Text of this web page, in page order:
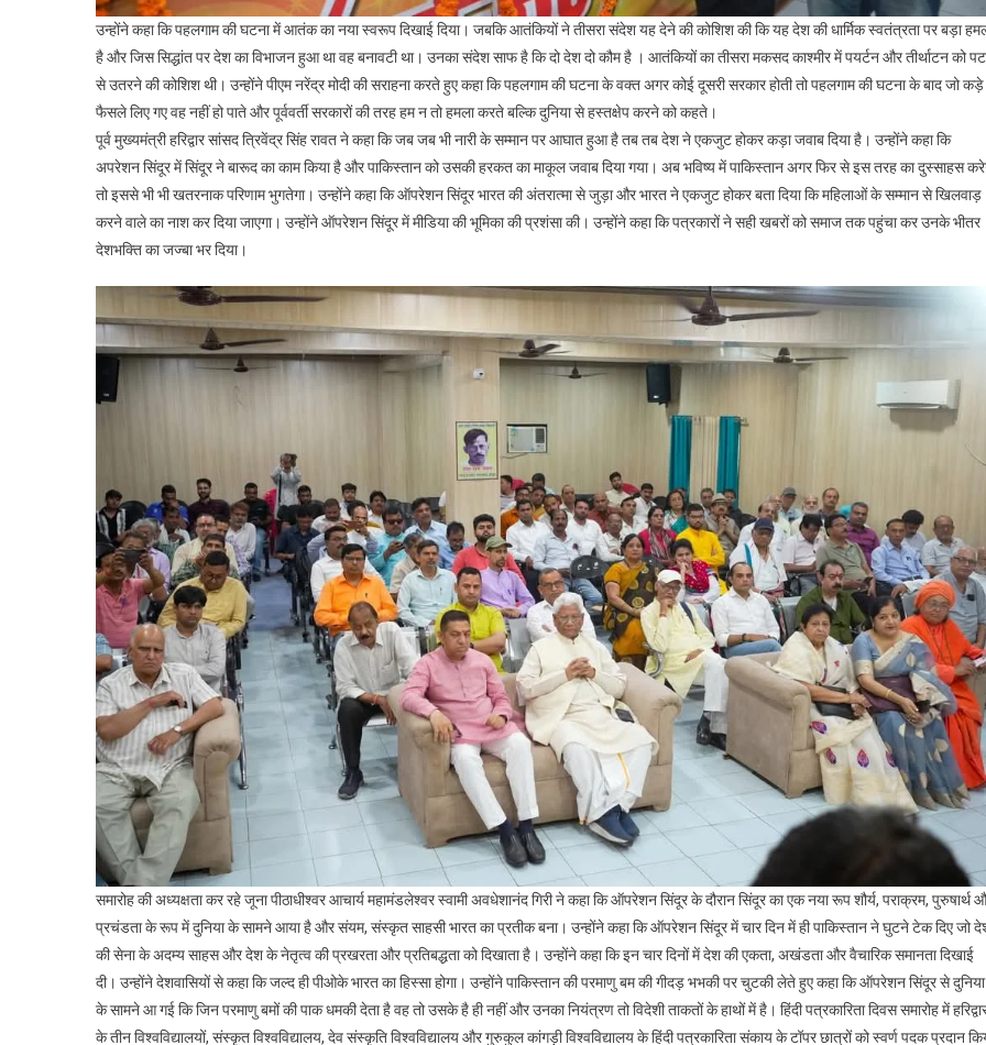
उन्होंने कहा कि पहलगाम की घटना में आतंक का नया स्वरूप दिखाई दिया। जबकि आतंकियों ने तीसरा संदेश यह देने की कोशिश की कि यह देश की धार्मिक स्वतंत्रता पर बड़ा
है और जिस सिद्धांत पर देश का विभाजन हुआ था वह बनावटी था। उनका संदेश साफ है कि दो देश दो कौम है । आतंकियों का तीसरा मकसद काश्मीर में पयर्टन और तीर्थाटन को
से उतरने की कोशिश थी। उन्होंने पीएम नरेंद्र मोदी की सराहना करते हुए कहा कि पहलगाम की घटना के वक्त अगर कोई दूसरी सरकार होती तो पहलगाम की घटना के बाद जो कड़े
फैसले लिए गए वह नहीं हो पाते और पूर्ववर्ती सरकारों की तरह हम न तो हमला करते बल्कि दुनिया से हस्तक्षेप करने को कहते।
पूर्व मुख्यमंत्री हरिद्वार सांसद त्रिवेंद्र सिंह रावत ने कहा कि जब जब भी नारी के सम्मान पर आघात हुआ है तब तब देश ने एकजुट होकर कड़ा जवाब दिया है। उन्होंने कहा कि
अपरेशन सिंदूर में सिंदूर ने बारूद का काम किया है और पाकिस्तान को उसकी हरकत का माकूल जवाब दिया गया। अब भविष्य में पाकिस्तान अगर फिर से इस तरह का दुस्साहस
तो इससे भी भी खतरनाक परिणाम भुगतेगा। उन्होंने कहा कि ऑपरेशन सिंदूर भारत की अंतरात्मा से जुड़ा और भारत ने एकजुट होकर बता दिया कि महिलाओं के सम्मान से खिलवाड़
करने वाले का नाश कर दिया जाएगा। उन्होंने ऑपरेशन सिंदूर में मीडिया की भूमिका की प्रशंसा की। उन्होंने कहा कि पत्रकारों ने सही खबरों को समाज तक पहुंचा कर उनके भीतर
देशभक्ति का जज्बा भर दिया।
समारोह की अध्यक्षता कर रहे जूना पीठाधीश्वर आचार्य महामंडलेश्वर स्वामी अवधेशानंद गिरी ने कहा कि ऑपरेशन सिंदूर के दौरान सिंदूर का एक नया रूप शौर्य, पराक्रम, पुरुषार्थ
प्रचंडता के रूप में दुनिया के सामने आया है और संयम, संस्कृत साहसी भारत का प्रतीक बना। उन्होंने कहा कि ऑपरेशन सिंदूर में चार दिन में ही पाकिस्तान ने घुटने टेक दिए जो
की सेना के अदम्य साहस और देश के नेतृत्व की प्रखरता और प्रतिबद्धता को दिखाता है। उन्होंने कहा कि इन चार दिनों में देश की एकता, अखंडता और वैचारिक समानता दिखाई
दी। उन्होंने देशवासियों से कहा कि जल्द ही पीओके भारत का हिस्सा होगा। उन्होंने पाकिस्तान की परमाणु बम की गीदड़ भभकी पर चुटकी लेते हुए कहा कि ऑपरेशन सिंदूर से दुनिया
के सामने आ गई कि जिन परमाणु बमों की पाक धमकी देता है वह तो उसके है ही नहीं और उनका नियंत्रण तो विदेशी ताकतों के हाथों में है। हिंदी पत्रकारिता दिवस समारोह में
के तीन विश्वविद्यालयों, संस्कृत विश्वविद्यालय, देव संस्कृति विश्वविद्यालय और गुरुकुल कांगड़ी विश्वविद्यालय के हिंदी पत्रकारिता संकाय के टॉपर छात्रों को स्वर्ण पदक प्रदान